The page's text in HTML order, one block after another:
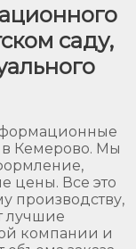
саду,
в Кемерово. Мы
цены. Все это
производству,
лучшие
компании и